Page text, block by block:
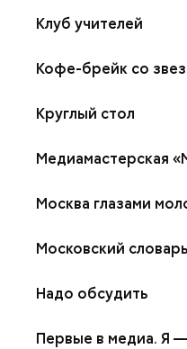
Клуб учителей
Кофе-брейк со
Круглый стол
Медиамастерская
Москва глазами
Московский словарь
Надо обсудить
Первые в медиа. Я